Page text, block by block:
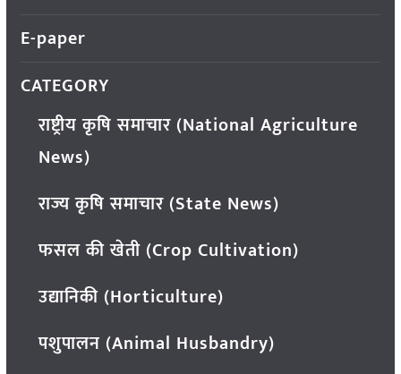
E-paper
CATEGORY
राष्ट्रीय कृषि समाचार (National Agriculture
News)
राज्य कृषि समाचार (State News)
फसल की खेती (Crop Cultivation)
उद्यानिकी (Horticulture)
पशुपालन (Animal Husbandry)